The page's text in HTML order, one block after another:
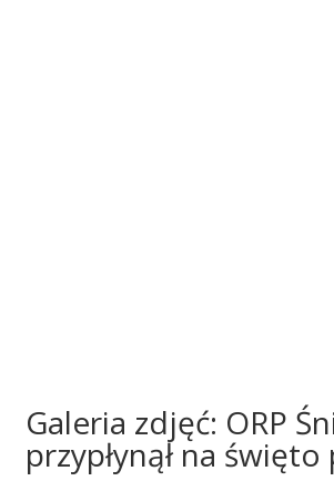
Galeria zdjęć: ORP
przypłynął na święto